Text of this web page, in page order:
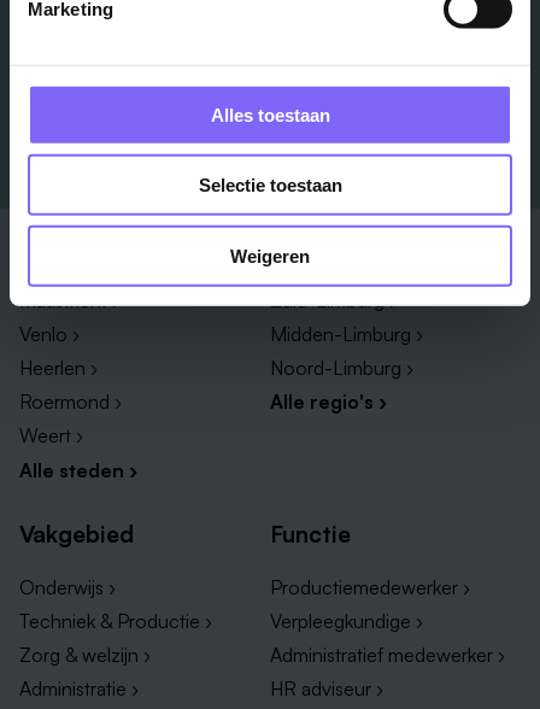
Marketing
Alles toestaan
Selectie toestaan
Weigeren
Maastricht ›
Venlo ›
Heerlen ›
Roermond ›
Weert ›
Alle steden ›
Regio
Zuid-Limburg ›
Midden-Limburg ›
Noord-Limburg ›
Alle regio's ›
Vakgebied
Onderwijs ›
Techniek & Productie ›
Zorg & welzijn ›
Administratie ›
Functie
Productiemedewerker ›
Verpleegkundige ›
Administratief medewerker ›
HR adviseur ›